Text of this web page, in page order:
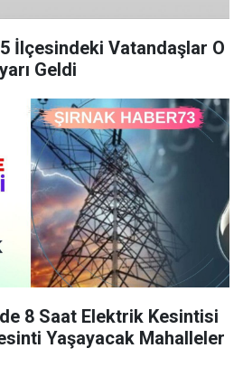
İlçesindeki Vatandaşlar O
Geldi
8 Saat Elektrik Kesintisi
Yaşayacak Mahalleler